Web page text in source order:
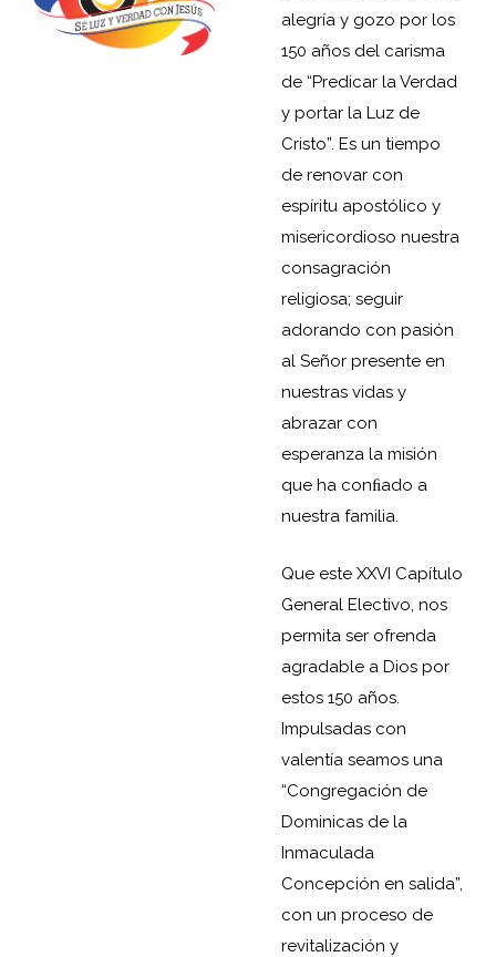
alegría y gozo por los
150 años del carisma
de “Predicar la Verdad
y portar la Luz de
Cristo”. Es un tiempo
de renovar con
espíritu apostólico y
misericordioso nuestra
consagración
religiosa; seguir
adorando con pasión
al Señor presente en
nuestras vidas y
abrazar con
esperanza la misión
que ha conﬁado a
nuestra familia.
Que este XXVI Capítulo
General Electivo, nos
permita ser ofrenda
agradable a Dios por
estos 150 años.
Impulsadas con
valentía seamos una
“Congregación de
Dominicas de la
Inmaculada
Concepción en salida”,
con un proceso de
revitalización y